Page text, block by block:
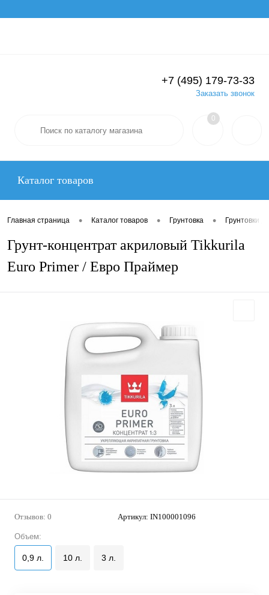
+7 (495) 179-73-33
Заказать звонок
0
Каталог товаров
Главная страница • Каталог товаров • Грунтовка • Грунтовки
Грунт-концентрат акриловый Tikkurila
Euro Primer / Евро Праймер
Отзывов: 0 Артикул: IN100001096
Объем:
0,9 л. 10 л. 3 л.